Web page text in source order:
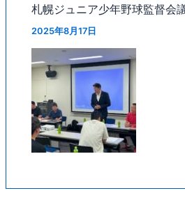
札幌ジュニア少年野球監督会
2025年8月17日